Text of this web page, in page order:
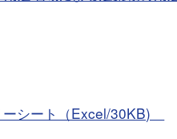
ーシート（Excel/30KB)